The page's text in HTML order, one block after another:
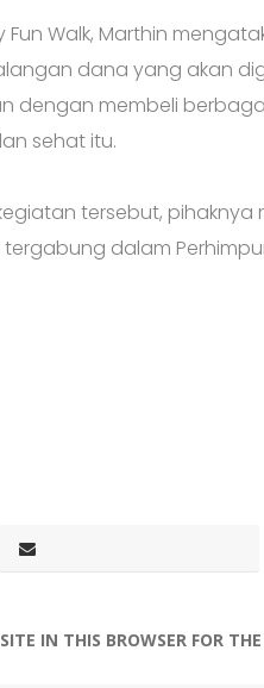
Walk, Marthin
dana yang akan
dengan membeli
sehat itu.
tersebut,
dalam
IN THIS BROWSER FOR